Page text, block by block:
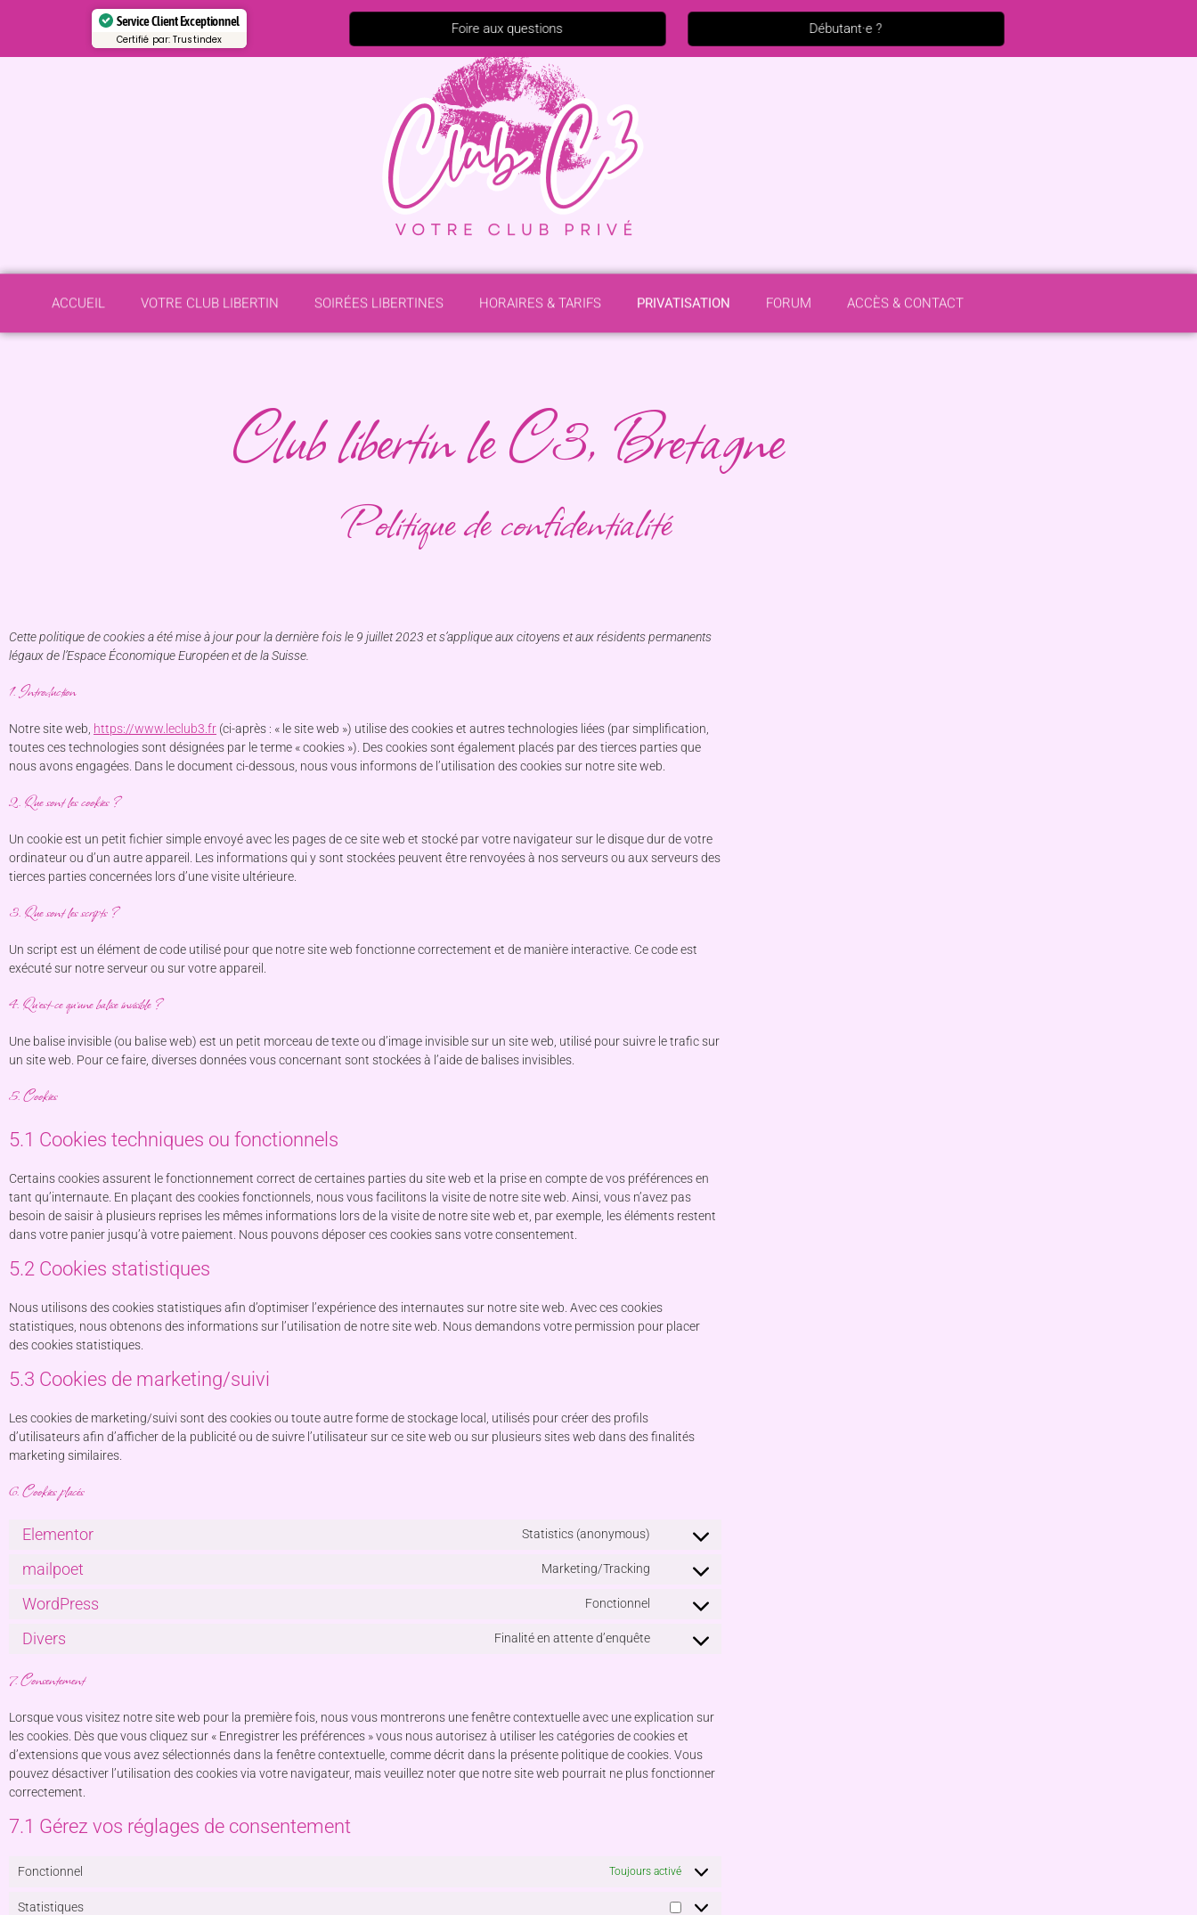
Service Client Exceptionnel
Certifié par:Trustindex
Foire aux questions Débutant·e ?
ACCUEIL VOTRE CLUB LIBERTIN SOIRÉES LIBERTINES HORAIRES & TARIFS PRIVATISATION FORUM ACCÈS & CONTACT
Club libertin le C3, Bretagne
Politique de confidentialité
Cette politique de cookies a été mise à jour pour la dernière fois le 9 juillet 2023 et s’applique aux citoyens et aux résidents permanents
légaux de l’Espace Économique Européen et de la Suisse.
1. Introduction
Notre site web, https://www.leclub3.fr (ci-après : « le site web ») utilise des cookies et autres technologies liées (par simplification,
toutes ces technologies sont désignées par le terme « cookies »). Des cookies sont également placés par des tierces parties que
nous avons engagées. Dans le document ci-dessous, nous vous informons de l’utilisation des cookies sur notre site web.
2. Que sont les cookies ?
Un cookie est un petit fichier simple envoyé avec les pages de ce site web et stocké par votre navigateur sur le disque dur de votre
ordinateur ou d’un autre appareil. Les informations qui y sont stockées peuvent être renvoyées à nos serveurs ou aux serveurs des
tierces parties concernées lors d’une visite ultérieure.
3. Que sont les scripts ?
Un script est un élément de code utilisé pour que notre site web fonctionne correctement et de manière interactive. Ce code est
exécuté sur notre serveur ou sur votre appareil.
4. Qu’est-ce qu’une balise invisible ?
Une balise invisible (ou balise web) est un petit morceau de texte ou d’image invisible sur un site web, utilisé pour suivre le trafic sur
un site web. Pour ce faire, diverses données vous concernant sont stockées à l’aide de balises invisibles.
5. Cookies
5.1 Cookies techniques ou fonctionnels
Certains cookies assurent le fonctionnement correct de certaines parties du site web et la prise en compte de vos préférences en
tant qu’internaute. En plaçant des cookies fonctionnels, nous vous facilitons la visite de notre site web. Ainsi, vous n’avez pas
besoin de saisir à plusieurs reprises les mêmes informations lors de la visite de notre site web et, par exemple, les éléments restent
dans votre panier jusqu’à votre paiement. Nous pouvons déposer ces cookies sans votre consentement.
5.2 Cookies statistiques
Nous utilisons des cookies statistiques afin d’optimiser l’expérience des internautes sur notre site web. Avec ces cookies
statistiques, nous obtenons des informations sur l’utilisation de notre site web. Nous demandons votre permission pour placer
des cookies statistiques.
5.3 Cookies de marketing/suivi
Les cookies de marketing/suivi sont des cookies ou toute autre forme de stockage local, utilisés pour créer des profils
d’utilisateurs afin d’afficher de la publicité ou de suivre l’utilisateur sur ce site web ou sur plusieurs sites web dans des finalités
marketing similaires.
6. Cookies placés
Elementor Statistics (anonymous)
mailpoet Marketing/Tracking
WordPress Fonctionnel
Divers Finalité en attente d’enquête
7. Consentement
Lorsque vous visitez notre site web pour la première fois, nous vous montrerons une fenêtre contextuelle avec une explication sur
les cookies. Dès que vous cliquez sur « Enregistrer les préférences » vous nous autorisez à utiliser les catégories de cookies et
d’extensions que vous avez sélectionnés dans la fenêtre contextuelle, comme décrit dans la présente politique de cookies. Vous
pouvez désactiver l’utilisation des cookies via votre navigateur, mais veuillez noter que notre site web pourrait ne plus fonctionner
correctement.
7.1 Gérez vos réglages de consentement
Fonctionnel Toujours activé
Statistiques